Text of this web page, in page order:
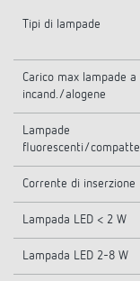
Tipi di lampade
Carico max lampade a
incand./alogene
Lampade
fluorescenti/compatte
Corrente di inserzione
Lampada LED < 2 W
Lampada LED 2-8 W